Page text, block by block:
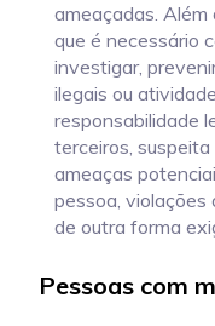
ameaçadas. Além
que é necessário
investigar,
ilegais ou
responsabilidade
terceiros,
ameaças
pessoa, violações
de outra forma
Pessoas com